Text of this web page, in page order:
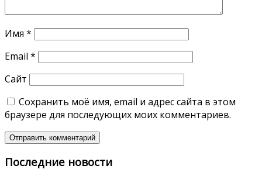
Имя *
Email *
Сайт
Сохранить моё имя, email и адрес сайта в этом
браузере для последующих моих комментариев.
Последние новости